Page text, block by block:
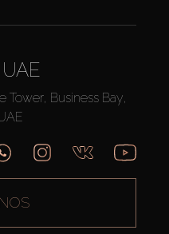
Tower, Business Bay,